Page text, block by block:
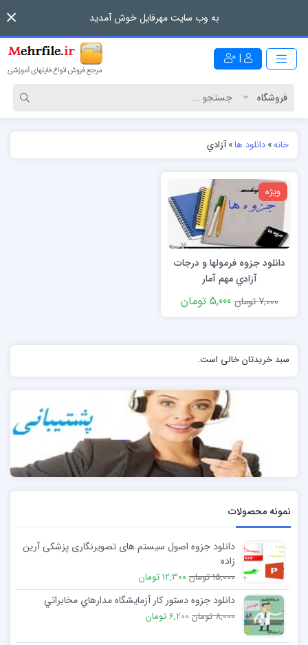
به وب سایت مهرفایل خوش آمدید
|
خانه»دانلود ها»آزادي
ویژه
دانلود جزوه فرمولها و درجات
آزادي مهم آمار
7,000 تومان
5,000 تومان
سبد خریدتان خالی است.
نمونه محصولات
دانلود جزوه اصول سیستم های تصویرنگاری پزشکی آرین
زاده
15,000 تومان 12,300 تومان
دانلود جزوه دستور كار آزمايشگاه مدارهاي مخابراتي
8,000 تومان 6,200 تومان